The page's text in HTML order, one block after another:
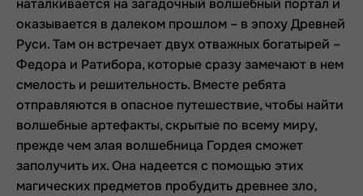
наталкивается на загадочный волшебный портал и
оказывается в далеком прошлом – в эпоху Древней
Руси. Там он встречает двух отважных богатырей –
Федора и Ратибора, которые сразу замечают в нем
смелость и решительность. Вместе ребята
отправляются в опасное путешествие, чтобы найти
волшебные артефакты, скрытые по всему миру,
прежде чем злая волшебница Гордея сможет
заполучить их. Она надеется с помощью этих
магических предметов пробудить древнее зло,